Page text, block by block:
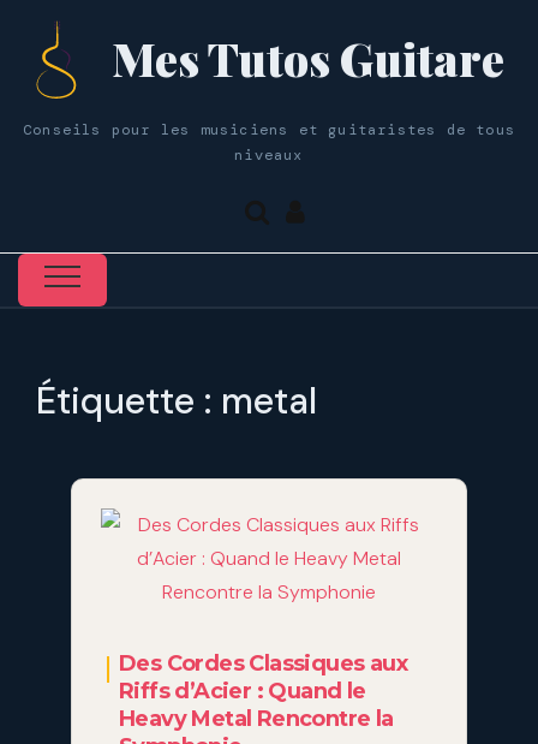
Mes Tutos Guitare
Conseils pour les musiciens et guitaristes de tous
niveaux
Étiquette : metal
Des Cordes Classiques aux
Riffs d’Acier : Quand le
Heavy Metal Rencontre la